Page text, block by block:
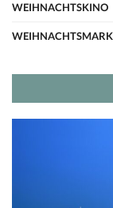
WEIHNACHTSKINO